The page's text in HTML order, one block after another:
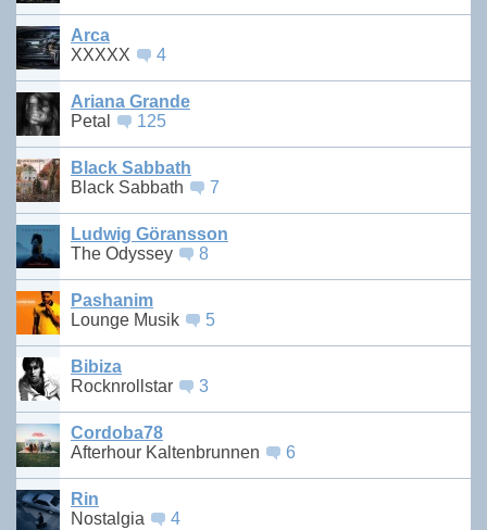
Arca
XXXXX
4
Ariana Grande
Petal
125
Black Sabbath
Black Sabbath
7
Ludwig Göransson
The Odyssey
8
Pashanim
Lounge Musik
5
Bibiza
Rocknrollstar
3
Cordoba78
Afterhour Kaltenbrunnen
6
Rin
Nostalgia
4